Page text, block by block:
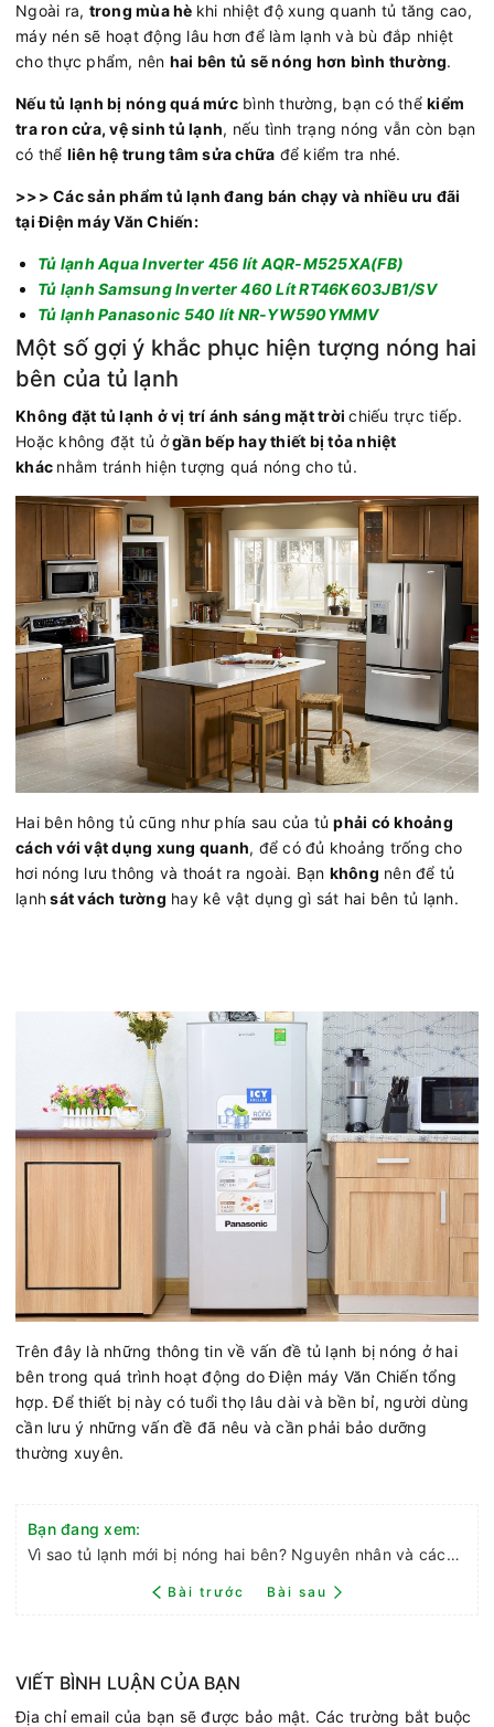
Ngoài ra, trong mùa hè khi nhiệt độ xung quanh tủ tăng cao,
máy nén sẽ hoạt động lâu hơn để làm lạnh và bù đắp nhiệt
cho thực phẩm, nên hai bên tủ sẽ nóng hơn bình thường.
Nếu tủ lạnh bị nóng quá mứcbình thường, bạn có thể kiểm
tra ron cửa, vệ sinh tủ lạnh, nếu tình trạng nóng vẫn còn bạn
có thể liên hệ trung tâm sửa chữa để kiểm tra nhé.
>>> Các sản phẩm tủ lạnh đang bán chạy và nhiều ưu đãi
tại Điện máy Văn Chiến:
Tủ lạnh Aqua Inverter 456 lít AQR-M525XA(FB)
Tủ lạnh Samsung Inverter 460 Lít RT46K603JB1/SV
Tủ lạnh Panasonic 540 lít NR-YW590YMMV
Một số gợi ý khắc phục hiện tượng nóng hai
bên của tủ lạnh
Không đặt tủ lạnh ở vị trí ánh sáng mặt trờichiếu trực tiếp.
Hoặc không đặt tủ ởgần bếp hay thiết bị tỏa nhiệt
khác nhằm tránh hiện tượng quá nóng cho tủ.
Hai bên hông tủ cũng như phía sau của tủphải có khoảng
cách với vật dụng xung quanh, để có đủ khoảng trống cho
hơi nóng lưu thông và thoát ra ngoài. Bạn không nên để tủ
lạnhsát vách tường hay kê vật dụng gì sát hai bên tủ lạnh.
Trên đây là những thông tin về vấn đề tủ lạnh bị nóng ở hai
bên trong quá trình hoạt động do Điện máy Văn Chiến tổng
hợp. Để thiết bị này có tuổi thọ lâu dài và bền bỉ, người dùng
cần lưu ý những vấn đề đã nêu và cần phải bảo dưỡng
thường xuyên.
Bạn đang xem:
Vì sao tủ lạnh mới bị nóng hai bên? Nguyên nhân và cách khắc phục
Bài trước Bài sau
VIẾT BÌNH LUẬN CỦA BẠN
Địa chỉ email của bạn sẽ được bảo mật. Các trường bắt buộc